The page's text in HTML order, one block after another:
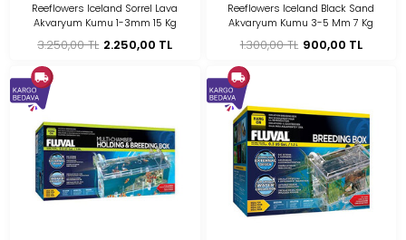
Reeflowers Iceland Sorrel Lava
Akvaryum Kumu 1-3mm 15 Kg
3.250,00 TL 2.250,00 TL
Reeflowers Iceland Black Sand
Akvaryum Kumu 3-5 Mm 7 Kg
1.300,00 TL 900,00 TL